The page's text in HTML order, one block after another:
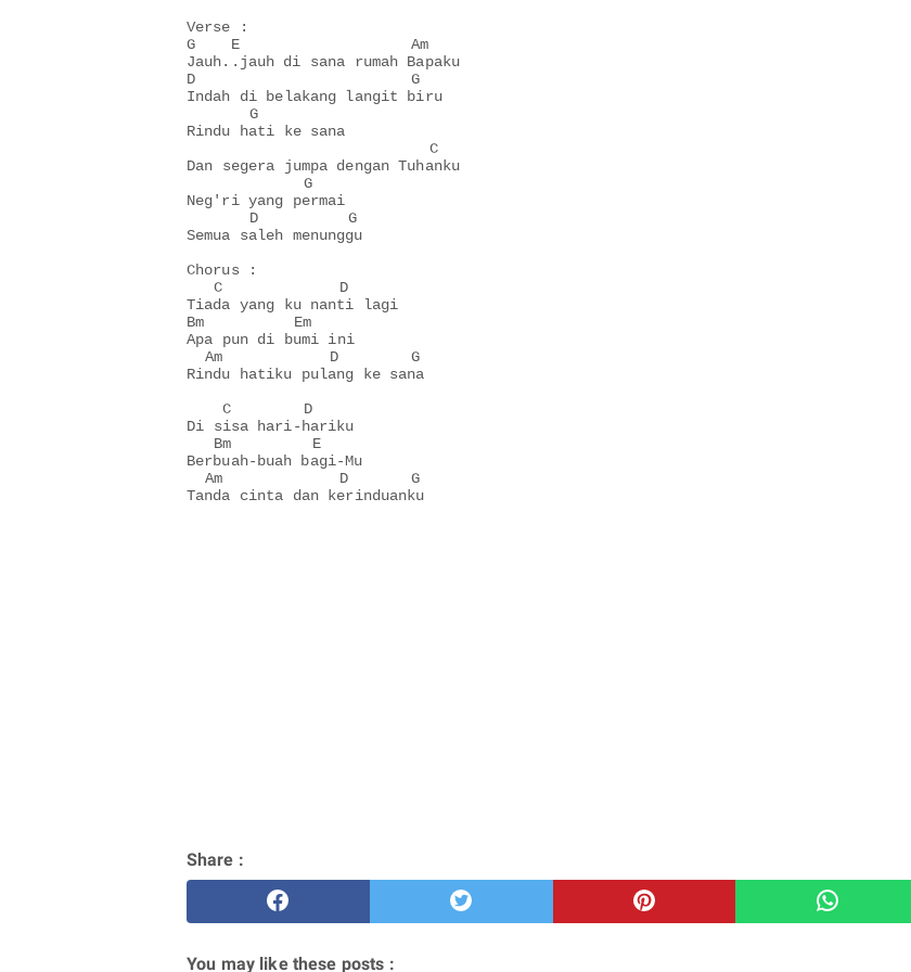
Verse :
G    E                   Am
Jauh..jauh di sana rumah Bapaku
D                        G
Indah di belakang langit biru
       G
Rindu hati ke sana
                           C
Dan segera jumpa dengan Tuhanku
             G
Neg'ri yang permai
       D          G
Semua saleh menunggu
Chorus :
   C             D
Tiada yang ku nanti lagi
Bm          Em
Apa pun di bumi ini
  Am            D        G
Rindu hatiku pulang ke sana
    C        D
Di sisa hari-hariku
   Bm         E
Berbuah-buah bagi-Mu
  Am             D       G
Share :
You may like these posts :